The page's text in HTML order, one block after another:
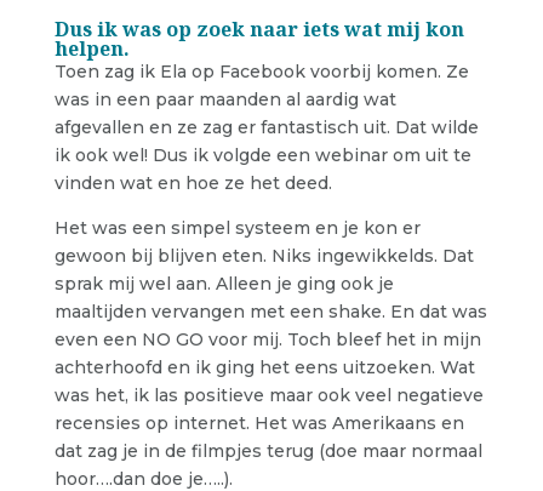
Dus ik was op zoek naar iets wat mij kon
helpen.
Toen zag ik Ela op Facebook voorbij komen. Ze
was in een paar maanden al aardig wat
afgevallen en ze zag er fantastisch uit. Dat wilde
ik ook wel! Dus ik volgde een webinar om uit te
vinden wat en hoe ze het deed.
Het was een simpel systeem en je kon er
gewoon bij blijven eten. Niks ingewikkelds. Dat
sprak mij wel aan. Alleen je ging ook je
maaltijden vervangen met een shake. En dat was
even een NO GO voor mij. Toch bleef het in mijn
achterhoofd en ik ging het eens uitzoeken. Wat
was het, ik las positieve maar ook veel negatieve
recensies op internet. Het was Amerikaans en
dat zag je in de filmpjes terug (doe maar normaal
hoor….dan doe je…..).